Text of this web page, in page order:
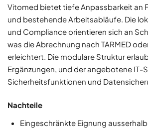
Vitomed bietet tiefe Anpassbarkeit an
und bestehende Arbeitsabläufe. Die
und Compliance orientieren sich an
was die Abrechnung nach TARMED
erleichtert. Die modulare Struktur
Ergänzungen, und der angebotene IT-
Sicherheitsfunktionen und
Nachteile
Eingeschränkte Eignung